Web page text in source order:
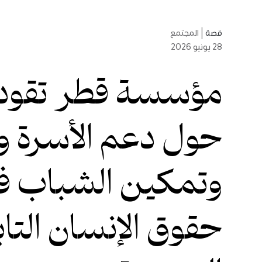
قصة المجتمع
28 يونيو 2026
مؤسسة قطر تقود
حول دعم الأسرة
وتمكين
حقوق الإنسان